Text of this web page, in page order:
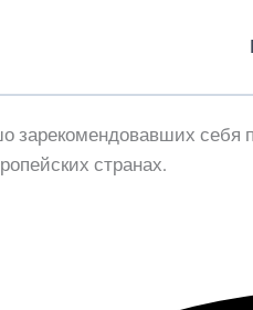
себя
странах.